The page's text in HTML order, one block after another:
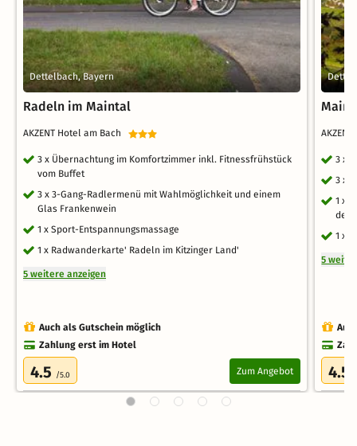
Dettelbach, Bayern
Radeln im Maintal
AKZENT Hotel am Bach
3 x Übernachtung im Komfortzimmer inkl. Fitnessfrühstück
vom Buffet
3 x 3-Gang-Radlermenü mit Wahlmöglichkeit und einem
Glas Frankenwein
1 x Sport-Entspannungsmassage
1 x Radwanderkarte' Radeln im Kitzinger Land'
5 weitere anzeigen
Auch als Gutschein möglich
Zahlung erst im Hotel
4.5 /5.0 Zum Angebot
3 x
3 x
1 x
dem
1 x
5
4.5